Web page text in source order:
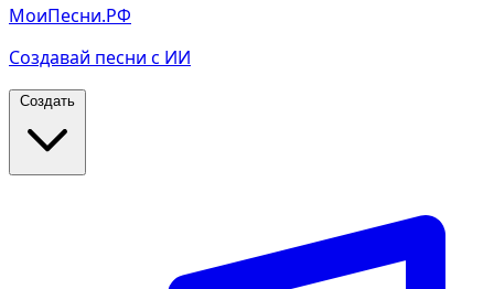
МоиПесни.РФ
Создавай песни с ИИ
Создать